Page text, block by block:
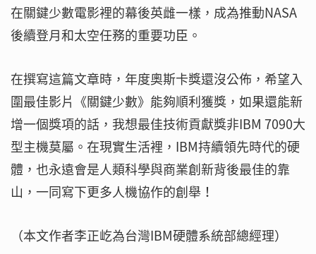
在關鍵少數電影裡的幕後英雌一樣，成為推動NASA
後續登月和太空任務的重要功臣。
在撰寫這篇文章時，年度奧斯卡獎還沒公佈，希望入
圍最佳影片《關鍵少數》能夠順利獲獎，如果還能新
增一個獎項的話，我想最佳技術貢獻獎非IBM 7090大
型主機莫屬。在現實生活裡，IBM持續領先時代的硬
體，也永遠會是人類科學與商業創新背後最佳的靠
山，一同寫下更多人機協作的創舉！
（本文作者李正屹為台灣IBM硬體系統部總經理）